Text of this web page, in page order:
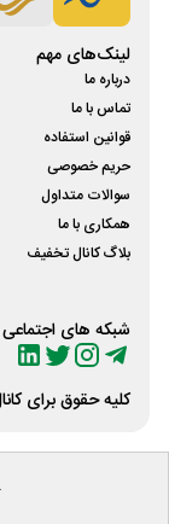
لینک‌های مهم
درباره ما
تماس با ما
قوانین استفاده
حریم خصوصی
سوالات متداول
همکاری با ما
بلاگ کانال تخفیف
شبکه های اجتماعی
کلیه حقوق برای